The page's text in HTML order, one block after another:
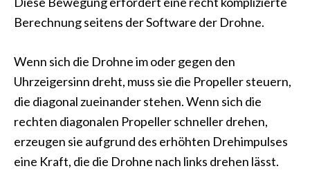
Berechnung seitens der Software der Drohne.
Wenn sich die Drohne im oder gegen den
Uhrzeigersinn dreht, muss sie die Propeller steuern,
die diagonal zueinander stehen. Wenn sich die
rechten diagonalen Propeller schneller drehen,
erzeugen sie aufgrund des erhöhten Drehimpulses
eine Kraft, die die Drohne nach links drehen lässt.